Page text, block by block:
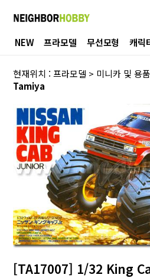
NEW 프라모델 무선모형 캐릭
현재위치 :프라모델 > 미니카 및 용품
Tamiya
[TA17007] 1/32 King